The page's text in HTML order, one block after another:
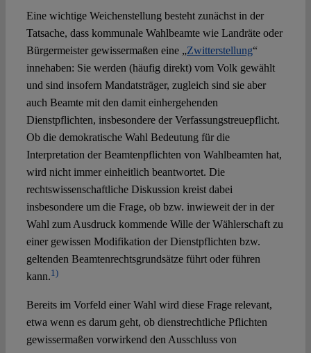
Eine wichtige Weichenstellung besteht zunächst in der
Tatsache, dass kommunale Wahlbeamte wie Landräte oder
Bürgermeister gewissermaßen eine „Zwitterstellung“
innehaben: Sie werden (häufig direkt) vom Volk gewählt
und sind insofern Mandatsträger, zugleich sind sie aber
auch Beamte mit den damit einhergehenden
Dienstpflichten, insbesondere der Verfassungstreuepflicht.
Ob die demokratische Wahl Bedeutung für die
Interpretation der Beamtenpflichten von Wahlbeamten hat,
wird nicht immer einheitlich beantwortet. Die
rechtswissenschaftliche Diskussion kreist dabei
insbesondere um die Frage, ob bzw. inwieweit der in der
Wahl zum Ausdruck kommende Wille der Wählerschaft zu
einer gewissen Modifikation der Dienstpflichten bzw.
geltenden Beamtenrechtsgrundsätze führt oder führen
kann.1)
Bereits im Vorfeld einer Wahl wird diese Frage relevant,
etwa wenn es darum geht, ob dienstrechtliche Pflichten
gewissermaßen vorwirkend den Ausschluss von